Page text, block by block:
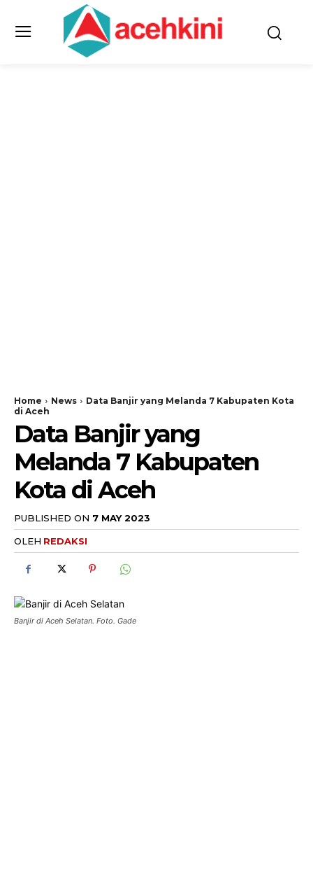
Home News
Data Banjir yang Melanda 7 Kabupaten Kota
di Aceh
Data Banjir yang
Melanda 7 Kabupaten
Kota di Aceh
PUBLISHED ON 7 MAY 2023
OLEH REDAKSI
Banjir di Aceh Selatan. Foto. Gade